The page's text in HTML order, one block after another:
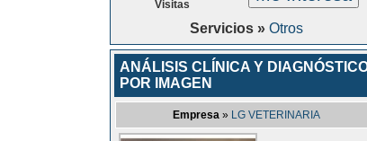
Visitas
Servicios » Otros
ANÁLISIS CLÍNICA Y
POR IMAGEN
Empresa » LG VETERINARIA